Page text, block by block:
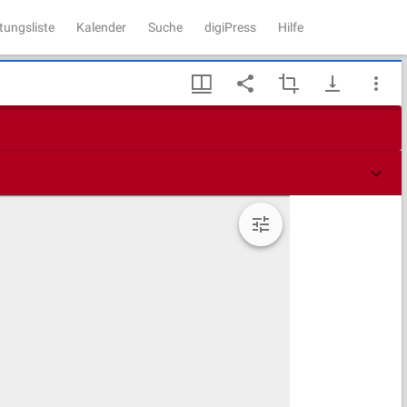
Kalender Suche digiPress Hilfe